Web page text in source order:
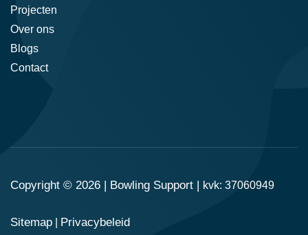
Projecten
Over ons
Blogs
Contact
Copyright © 2026 | Bowling Support kvk: 37060949
Sitemap Privacybeleid